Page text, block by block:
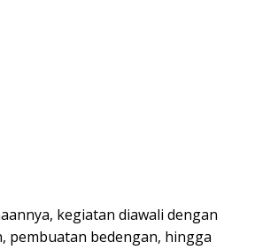
kegiatan diawali dengan
pembuatan bedengan, hingga